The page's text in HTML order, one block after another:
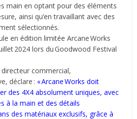
main en optant pour des éléments
ainsi qu’en travaillant avec des
sélectionnés.
en édition limitée Arcane Works
2024 lors du Goodwood Festival
commercial,
déclare : « Arcane Works doit
des 4X4 absolument uniques, avec
à la main et des détails
des matériaux exclusifs, grâce à